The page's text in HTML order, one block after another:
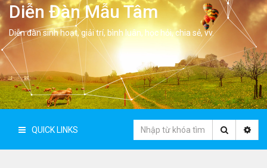
Diễn Đàn Mẫu Tâm
Diễn đàn sinh hoạt, giải trí, bình luân, học hỏi, chia sẻ, vv.
QUICK LINKS